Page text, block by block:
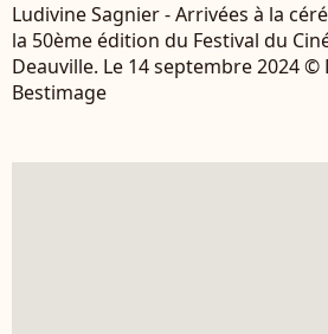
Ludivine Sagnier - Arrivées à la
la 50ème édition du Festival du
Deauville. Le 14 septembre 2024
Bestimage